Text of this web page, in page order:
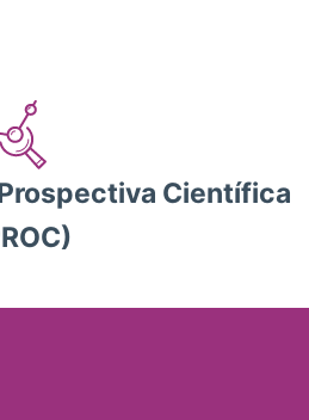
Científica